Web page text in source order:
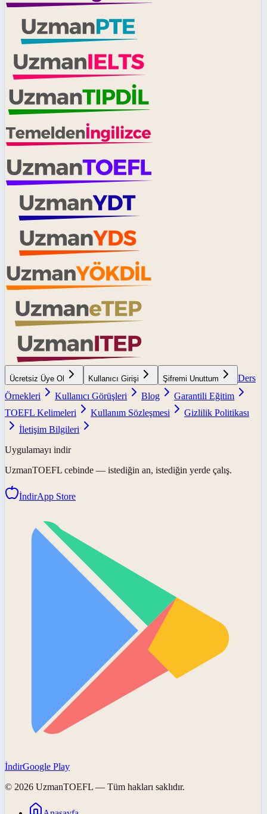
Ücretsiz Üye Ol Kullanıcı Girişi Şifremi Unuttum
Ders
Örnekleri
Kullanıcı Görüşleri Blog
Garantili Eğitim
TOEFL Kelimeleri
Kullanım Sözleşmesi
Gizlilik Politikası
İletişim Bilgileri
Uygulamayı indir
UzmanTOEFL cebinde — istediğin an, istediğin yerde çalış.
İndirApp Store
İndirGoogle Play
© 2026 UzmanTOEFL — Tüm hakları saklıdır.